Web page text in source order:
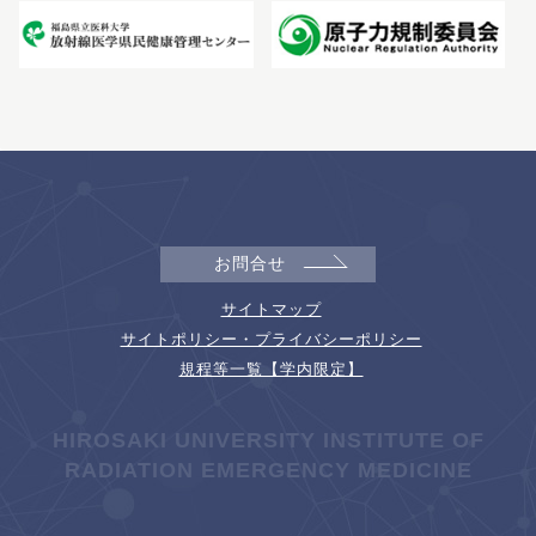
お問合せ
サイトマップ
サイトポリシー・プライバシーポリシー
規程等一覧【学内限定】
HIROSAKI UNIVERSITY INSTITUTE OF
RADIATION EMERGENCY MEDICINE